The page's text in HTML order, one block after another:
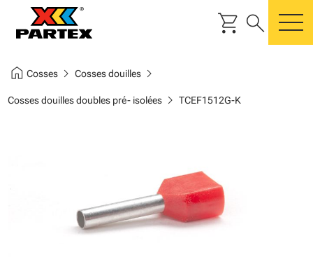
shopping_cart search
home Cosseschevron_right Cosses douilleschevron_right
Cosses douilles doubles pré- isoléeschevron_right TCEF1512G-K